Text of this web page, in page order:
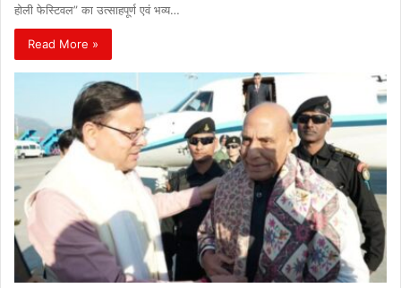
होली फेस्टिवल” का उत्साहपूर्ण एवं भव्य…
Read More »